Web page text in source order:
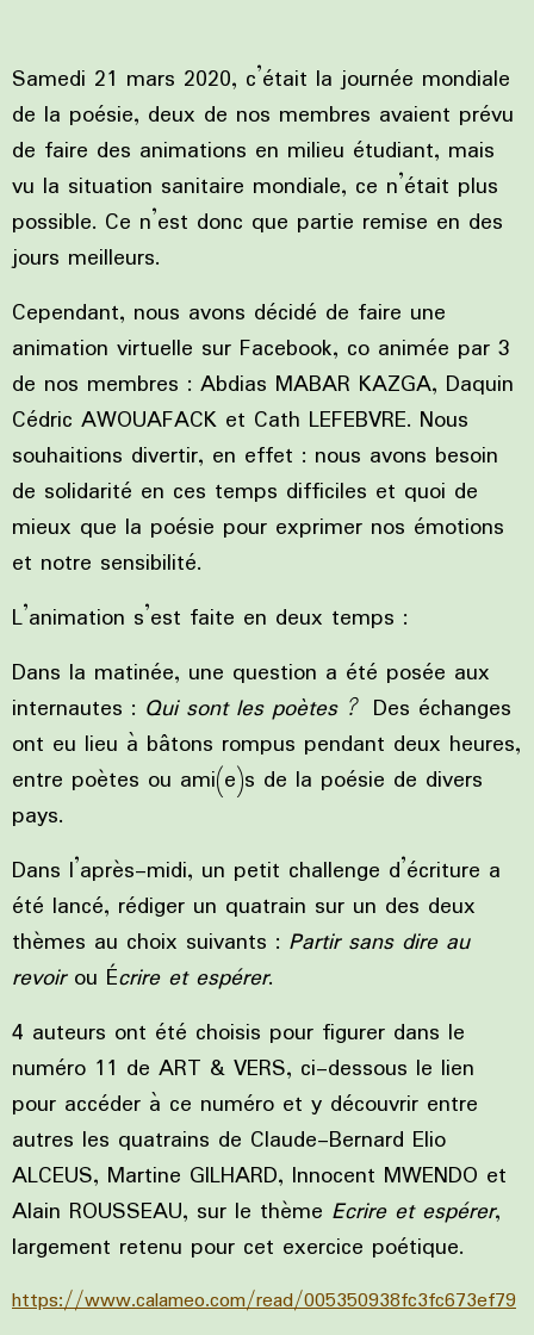
Samedi 21 mars 2020, c’était la journée mondiale
de la poésie, deux de nos membres avaient prévu
de faire des animations en milieu étudiant, mais
vu la situation sanitaire mondiale, ce n’était plus
possible. Ce n’est donc que partie remise en des
jours meilleurs.
Cependant, nous avons décidé de faire une
animation virtuelle sur Facebook, co animée par 3
de nos membres : Abdias MABAR KAZGA, Daquin
Cédric AWOUAFACK et Cath LEFEBVRE. Nous
souhaitions divertir, en effet : nous avons besoin
de solidarité en ces temps difficiles et quoi de
mieux que la poésie pour exprimer nos émotions
et notre sensibilité.
L’animation s’est faite en deux temps :
Dans la matinée, une question a été posée aux
internautes : Qui sont les poètes ? Des échanges
ont eu lieu à bâtons rompus pendant deux heures,
entre poètes ou ami(e)s de la poésie de divers
pays.
Dans l’après-midi, un petit challenge d’écriture a
été lancé, rédiger un quatrain sur un des deux
thèmes au choix suivants : Partir sans dire au
revoirou Écrire et espérer.
4 auteurs ont été choisis pour figurer dans le
numéro 11 de ART & VERS, ci-dessous le lien
pour accéder à ce numéro et y découvrir entre
autres les quatrains de Claude-Bernard Elio
ALCEUS, Martine GILHARD, Innocent MWENDO et
Alain ROUSSEAU, sur le thème Ecrire et espérer,
largement retenu pour cet exercice poétique.
https://www.calameo.com/read/005350938fc3fc673ef79